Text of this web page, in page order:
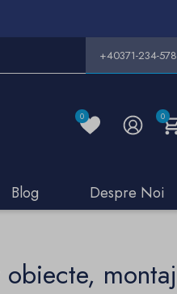
+40371-234-578
0 0
Blog Despre Noi
montaj